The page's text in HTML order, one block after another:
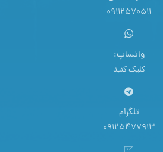
09112570511
واتساپ:
کلیک کنید
تلگرام
09125477913